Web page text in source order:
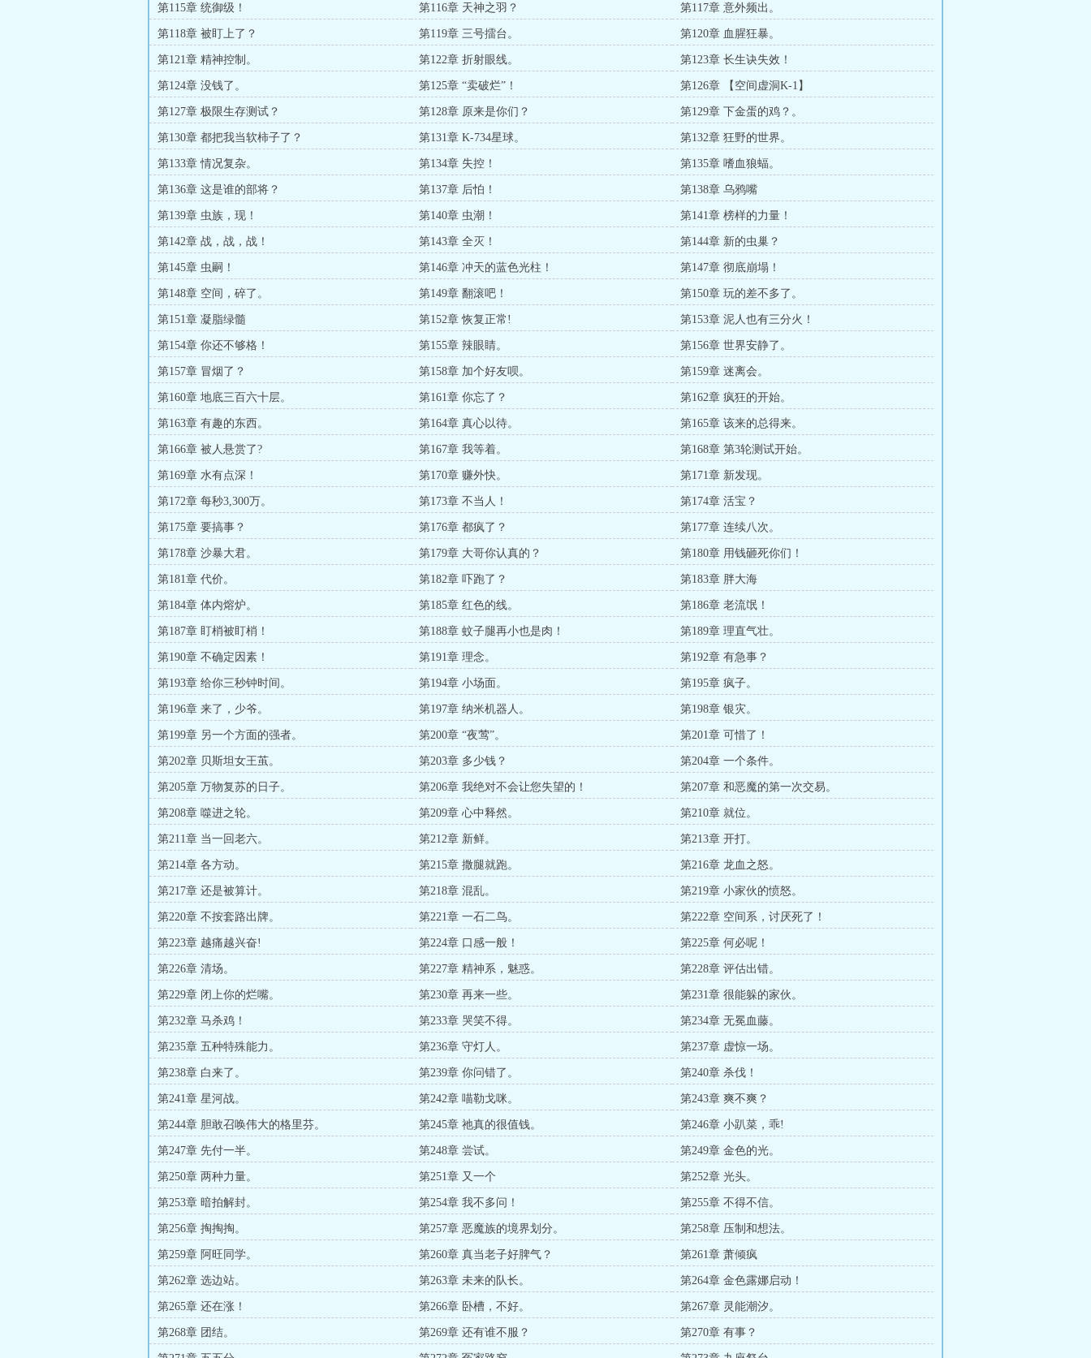
第115章 统御级！ 第116章 天神之羽？ 第117章 意外频出。
第118章 被盯上了？ 第119章 三号擂台。 第120章 血腥狂暴。
第121章 精神控制。 第122章 折射眼线。 第123章 长生诀失效！
第124章 没钱了。 第125章 “卖破烂”！ 第126章 【空间虚洞K-1】
第127章 极限生存测试？ 第128章 原来是你们？ 第129章 下金蛋的鸡？。
第130章 都把我当软柿子了？ 第131章 K-734星球。 第132章 狂野的世界。
第133章 情况复杂。 第134章 失控！ 第135章 嗜血狼蝠。
第136章 这是谁的部将？ 第137章 后怕！ 第138章 乌鸦嘴
第139章 虫族，现！ 第140章 虫潮！ 第141章 榜样的力量！
第142章 战，战，战！ 第143章 全灭！ 第144章 新的虫巢？
第145章 虫嗣！ 第146章 冲天的蓝色光柱！ 第147章 彻底崩塌！
第148章 空间，碎了。 第149章 翻滚吧！ 第150章 玩的差不多了。
第151章 凝脂绿髓 第152章 恢复正常! 第153章 泥人也有三分火！
第154章 你还不够格！ 第155章 辣眼睛。 第156章 世界安静了。
第157章 冒烟了？ 第158章 加个好友呗。 第159章 迷离会。
第160章 地底三百六十层。 第161章 你忘了？ 第162章 疯狂的开始。
第163章 有趣的东西。 第164章 真心以待。 第165章 该来的总得来。
第166章 被人悬赏了? 第167章 我等着。 第168章 第3轮测试开始。
第169章 水有点深！ 第170章 赚外快。 第171章 新发现。
第172章 每秒3,300万。 第173章 不当人！ 第174章 活宝？
第175章 要搞事？ 第176章 都疯了？ 第177章 连续八次。
第178章 沙暴大君。 第179章 大哥你认真的？ 第180章 用钱砸死你们！
第181章 代价。 第182章 吓跑了？ 第183章 胖大海
第184章 体内熔炉。 第185章 红色的线。 第186章 老流氓！
第187章 盯梢被盯梢！ 第188章 蚊子腿再小也是肉！ 第189章 理直气壮。
第190章 不确定因素！ 第191章 理念。 第192章 有急事？
第193章 给你三秒钟时间。 第194章 小场面。 第195章 疯子。
第196章 来了，少爷。 第197章 纳米机器人。 第198章 银灾。
第199章 另一个方面的强者。 第200章 “夜莺”。 第201章 可惜了！
第202章 贝斯坦女王茧。 第203章 多少钱？ 第204章 一个条件。
第205章 万物复苏的日子。 第206章 我绝对不会让您失望的！ 第207章 和恶魔的第一次交易。
第208章 噬进之轮。 第209章 心中释然。 第210章 就位。
第211章 当一回老六。 第212章 新鲜。 第213章 开打。
第214章 各方动。 第215章 撒腿就跑。 第216章 龙血之怒。
第217章 还是被算计。 第218章 混乱。 第219章 小家伙的愤怒。
第220章 不按套路出牌。 第221章 一石二鸟。 第222章 空间系，讨厌死了！
第223章 越痛越兴奋! 第224章 口感一般！ 第225章 何必呢！
第226章 清场。 第227章 精神系，魅惑。 第228章 评估出错。
第229章 闭上你的烂嘴。 第230章 再来一些。 第231章 很能躲的家伙。
第232章 马杀鸡！ 第233章 哭笑不得。 第234章 无冕血藤。
第235章 五种特殊能力。 第236章 守灯人。 第237章 虚惊一场。
第238章 白来了。 第239章 你问错了。 第240章 杀伐！
第241章 星河战。 第242章 喵勒戈咪。 第243章 爽不爽？
第244章 胆敢召唤伟大的格里芬。 第245章 祂真的很值钱。 第246章 小趴菜，乖!
第247章 先付一半。 第248章 尝试。 第249章 金色的光。
第250章 两种力量。 第251章 又一个 第252章 光头。
第253章 暗拍解封。 第254章 我不多问！ 第255章 不得不信。
第256章 掏掏掏。 第257章 恶魔族的境界划分。 第258章 压制和想法。
第259章 阿旺同学。 第260章 真当老子好脾气？ 第261章 萧倾疯
第262章 选边站。 第263章 未来的队长。 第264章 金色露娜启动！
第265章 还在涨！ 第266章 卧槽，不好。 第267章 灵能潮汐。
第268章 团结。 第269章 还有谁不服？ 第270章 有事？